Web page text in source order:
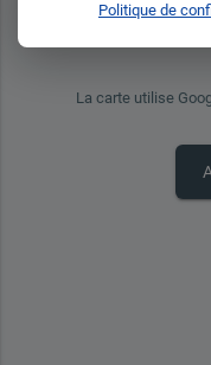
La carte utilise
Politique de